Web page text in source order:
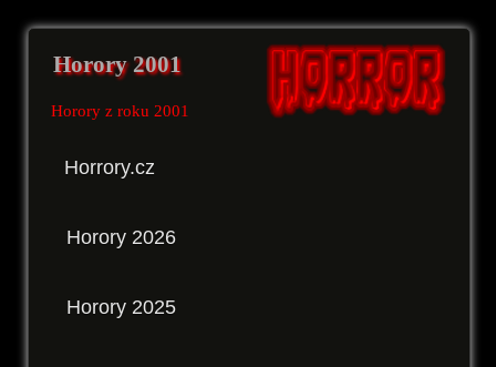
Horory 2001
Horory z roku 2001
Horrory.cz
Horory 2026
Horory 2025